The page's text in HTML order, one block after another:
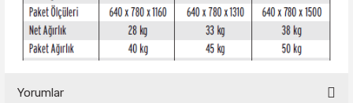
Yorumlar